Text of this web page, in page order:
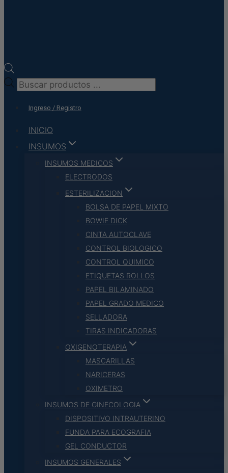
Búsqueda
productos
Ingreso / Registro
INICIO
INSUMOS
INSUMOS MEDICOS
ELECTRODOS
ESTERILIZACION
BOLSA DE PAPEL MIXTO
BOWIE DICK
CINTA AUTOCLAVE
CONTROL BIOLOGICO
CONTROL QUIMICO
ETIQUETAS ROLLOS
PAPEL BILAMINADO
PAPEL GRADO MEDICO
SELLADORA
TIRAS INDICADORAS
OXIGENOTERAPIA
MASCARILLAS
NARICERAS
OXIMETRO
INSUMOS DE GINECOLOGIA
DISPOSITIVO INTRAUTERINO
FUNDA PARA ECOGRAFIA
GEL CONDUCTOR
INSUMOS GENERALES